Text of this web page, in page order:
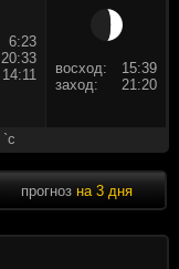
6:23
20:33
14:11 восход:
15:39
заход:
21:20
`c
прогноз на 3 дня